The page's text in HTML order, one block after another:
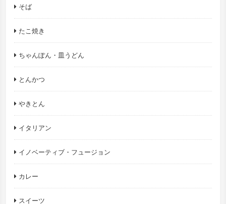
そば
たこ焼き
ちゃんぽん・皿うどん
とんかつ
やきとん
イタリアン
イノベーティブ・フュージョン
カレー
スイーツ